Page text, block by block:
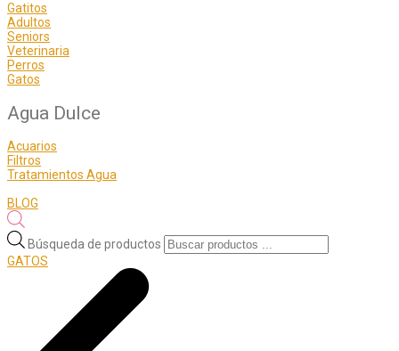
Gatitos
Adultos
Seniors
Veterinaria
Perros
Gatos
Agua Dulce
Acuarios
Filtros
Tratamientos Agua
BLOG
Búsqueda de productos
GATOS